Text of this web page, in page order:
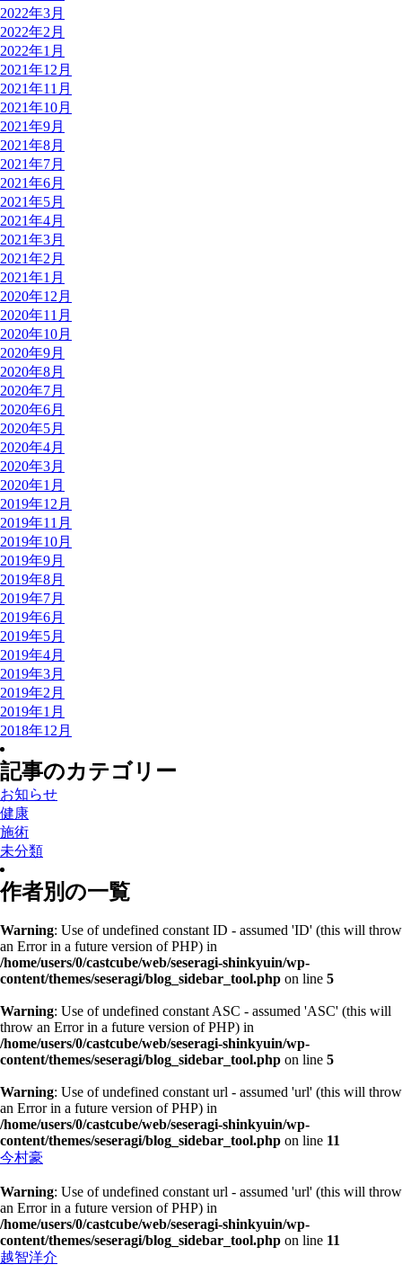
2022年3月
2022年2月
2022年1月
2021年12月
2021年11月
2021年10月
2021年9月
2021年8月
2021年7月
2021年6月
2021年5月
2021年4月
2021年3月
2021年2月
2021年1月
2020年12月
2020年11月
2020年10月
2020年9月
2020年8月
2020年7月
2020年6月
2020年5月
2020年4月
2020年3月
2020年1月
2019年12月
2019年11月
2019年10月
2019年9月
2019年8月
2019年7月
2019年6月
2019年5月
2019年4月
2019年3月
2019年2月
2019年1月
2018年12月
記事のカテゴリー
お知らせ
健康
施術
未分類
作者別の一覧
Warning: Use of undefined constant ID - assumed 'ID' (this will throw
an Error in a future version of PHP) in
/home/users/0/castcube/web/seseragi-shinkyuin/wp-
content/themes/seseragi/blog_sidebar_tool.php on line 5
Warning: Use of undefined constant ASC - assumed 'ASC' (this will
throw an Error in a future version of PHP) in
/home/users/0/castcube/web/seseragi-shinkyuin/wp-
content/themes/seseragi/blog_sidebar_tool.php on line 5
Warning: Use of undefined constant url - assumed 'url' (this will throw
an Error in a future version of PHP) in
/home/users/0/castcube/web/seseragi-shinkyuin/wp-
content/themes/seseragi/blog_sidebar_tool.php on line 11
今村豪
Warning: Use of undefined constant url - assumed 'url' (this will throw
an Error in a future version of PHP) in
/home/users/0/castcube/web/seseragi-shinkyuin/wp-
content/themes/seseragi/blog_sidebar_tool.php on line 11
越智洋介